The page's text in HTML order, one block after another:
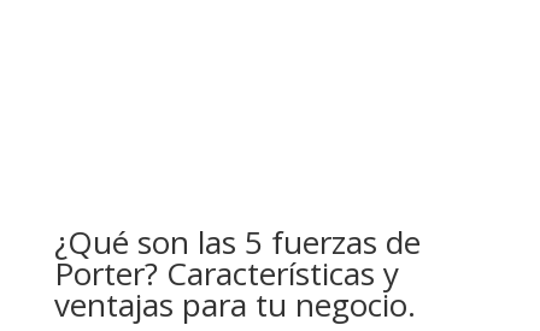
¿Qué son las 5 fuerzas de
Porter? Características y
ventajas para tu negocio.